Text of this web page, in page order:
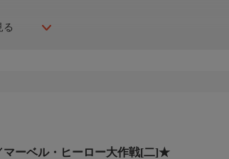
る
マーベル・ヒーロー大作戦[二]★